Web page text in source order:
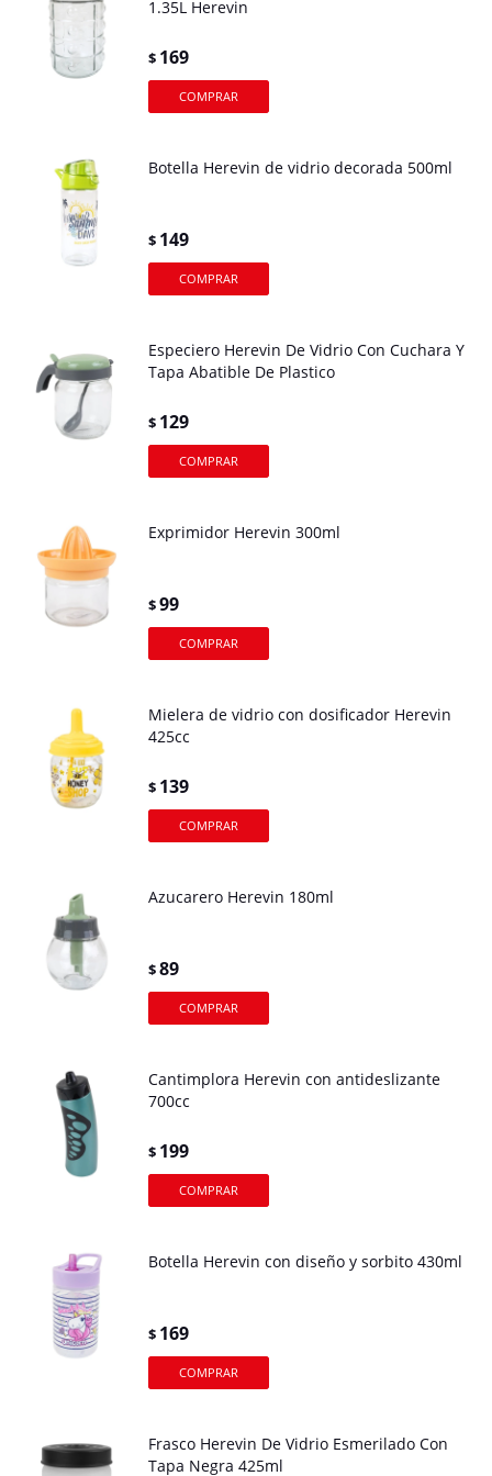
1.35L Herevin
$ 169
Botella Herevin de vidrio decorada 500ml
$ 149
Especiero Herevin De Vidrio Con Cuchara Y
Tapa Abatible De Plastico
$ 129
Exprimidor Herevin 300ml
$99
Mielera de vidrio con dosificador Herevin
425cc
$ 139
Azucarero Herevin 180ml
$89
Cantimplora Herevin con antideslizante
700cc
$ 199
Botella Herevin con diseño y sorbito 430ml
$ 169
Frasco Herevin De Vidrio Esmerilado Con
Tapa Negra 425ml